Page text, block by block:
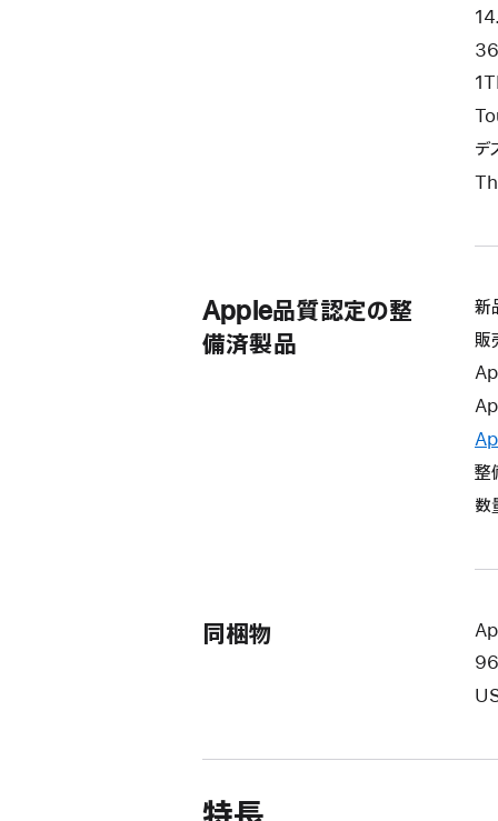
デ
Apple品質認定の整
備済製品
新
販
整
数
同梱物